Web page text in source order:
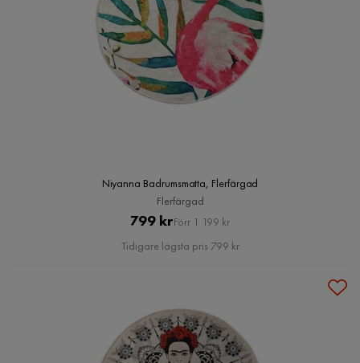
Niyanna Badrumsmatta, Flerfärgad
Flerfärgad
Pris
799 kr Original
Pris
Förr 1 199 kr
Tidigare lägsta pris 799 kr